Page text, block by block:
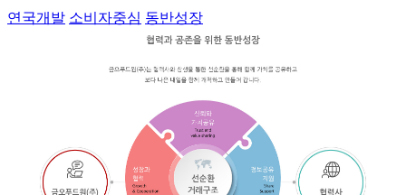
연국개발 소비자중심 동반성장